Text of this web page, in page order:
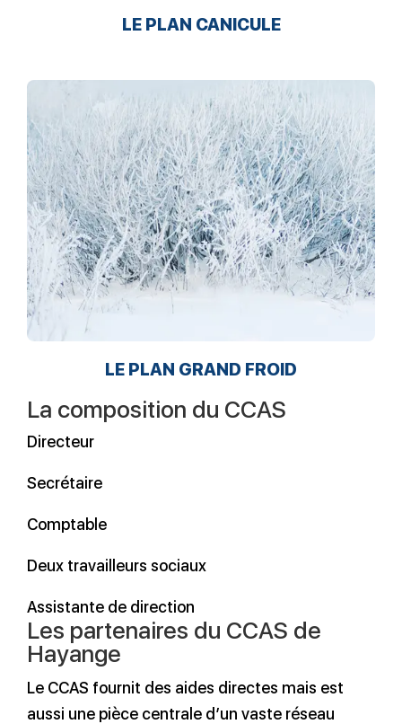
LE PLAN CANICULE
LE PLAN GRAND FROID
La composition du CCAS
Directeur
Secrétaire
Comptable
Deux travailleurs sociaux
Assistante de direction
Les partenaires du CCAS de
Hayange
Le CCAS fournit des aides directes mais est
aussi une pièce centrale d’un vaste réseau